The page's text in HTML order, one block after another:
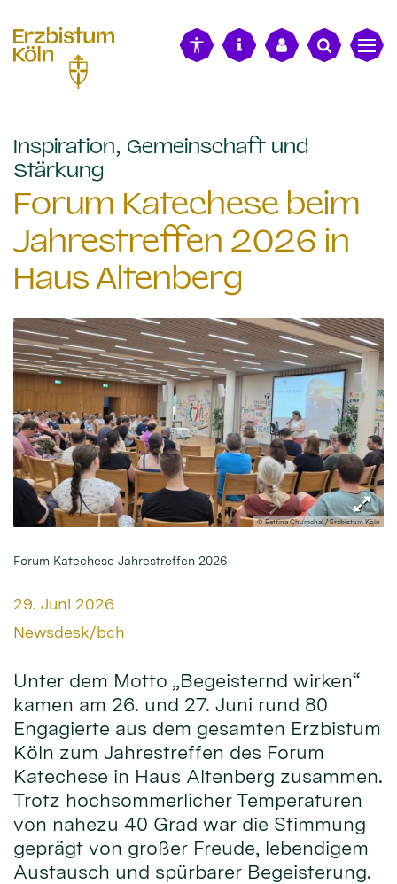
Inspiration, Gemeinschaft und
Stärkung
Forum Katechese beim
Jahrestreffen 2026 in
Haus Altenberg
© Bettina Chumchal / Erzbistum Köln
Forum Katechese Jahrestreffen 2026
Datum:
29. Juni 2026
Von:
Newsdesk/bch
Unter dem Motto „Begeisternd wirken“
kamen am 26. und 27. Juni rund 80
Engagierte aus dem gesamten Erzbistum
Köln zum Jahrestreffen des Forum
Katechese in Haus Altenberg zusammen.
Trotz hochsommerlicher Temperaturen
von nahezu 40 Grad war die Stimmung
geprägt von großer Freude, lebendigem
Austausch und spürbarer Begeisterung.